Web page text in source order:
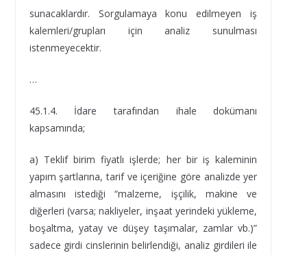
sunacaklardır. Sorgulamaya konu edilmeyen iş
kalemleri/grupları için analiz sunulması
istenmeyecektir.
…
45.1.4. İdare tarafından ihale dokümanı
kapsamında;
a) Teklif birim fiyatlı işlerde; her bir iş kaleminin
yapım şartlarına, tarif ve içeriğine göre analizde yer
almasını istediği “malzeme, işçilik, makine ve
diğerleri (varsa; nakliyeler, inşaat yerindeki yükleme,
boşaltma, yatay ve düşey taşımalar, zamlar vb.)”
sadece girdi cinslerinin belirlendiği, analiz girdileri ile